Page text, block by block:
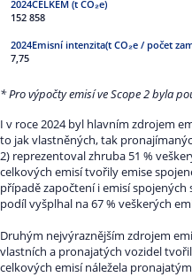
152 858
7,75
* Pro výpočty emisí ve Scope 2 byla
I v roce 2024 byl hlavním zdrojem
to jak vlastněných, tak
2) reprezentoval zhruba 51 %
celkových emisí tvořily emise
případě započtení i emisí
podíl vyšplhal na 67 % veškerých
Druhým nejvýraznějším zdrojem
vlastních a pronajatých vozidel
celkových emisí náležela